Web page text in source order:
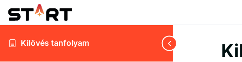
Kilövés tanfolyam